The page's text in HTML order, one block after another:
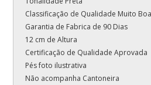
Classificação de Qualidade Muito Boa
Garantia de Fabrica de 90 Dias
12 cm de Altura
Certificação de Qualidade Aprovada
Pés foto ilustrativa
Não acompanha Cantoneira